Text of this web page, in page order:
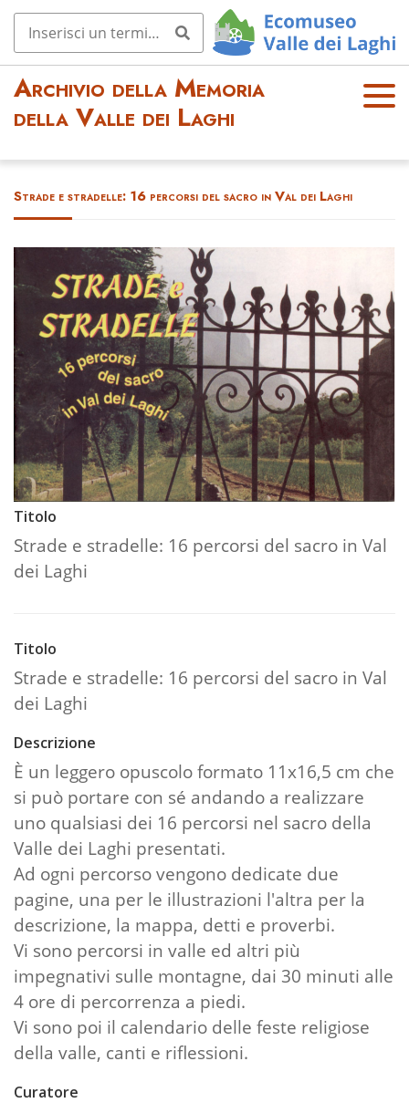
Archivio della Memoria
della Valle dei Laghi
OPE
Strade e stradelle: 16 percorsi del sacro in Val dei Laghi
Titolo
Strade e stradelle: 16 percorsi del sacro in Val
dei Laghi
Titolo
Strade e stradelle: 16 percorsi del sacro in Val
dei Laghi
Descrizione
È un leggero opuscolo formato 11x16,5 cm che
si può portare con sé andando a realizzare
uno qualsiasi dei 16 percorsi nel sacro della
Valle dei Laghi presentati.
Ad ogni percorso vengono dedicate due
pagine, una per le illustrazioni l'altra per la
descrizione, la mappa, detti e proverbi.
Vi sono percorsi in valle ed altri più
impegnativi sulle montagne, dai 30 minuti alle
4 ore di percorrenza a piedi.
Vi sono poi il calendario delle feste religiose
della valle, canti e riflessioni.
Curatore